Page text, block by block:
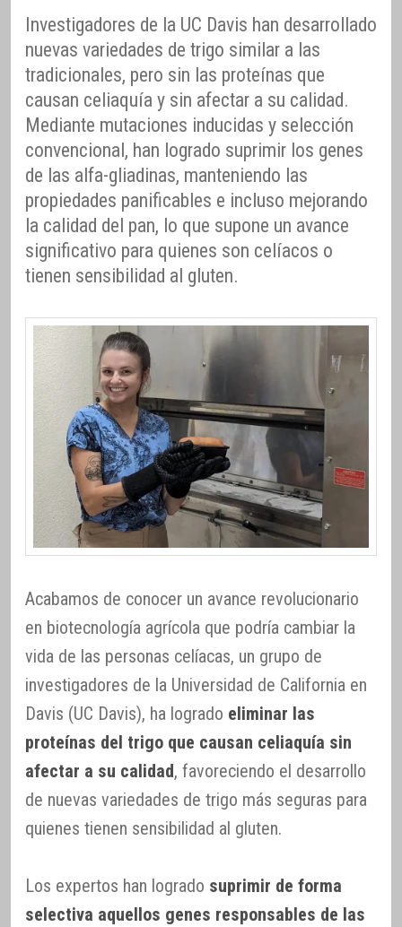
Investigadores de la UC Davis han desarrollado
nuevas variedades de trigo similar a las
tradicionales, pero sin las proteínas que
causan celiaquía y sin afectar a su calidad.
Mediante mutaciones inducidas y selección
convencional, han logrado suprimir los genes
de las alfa-gliadinas, manteniendo las
propiedades panificables e incluso mejorando
la calidad del pan, lo que supone un avance
significativo para quienes son celíacos o
tienen sensibilidad al gluten.
Acabamos de conocer un avance revolucionario
en biotecnología agrícola que podría cambiar la
vida de las personas celíacas, un grupo de
investigadores de la Universidad de California en
Davis (UC Davis), ha logrado eliminar las
proteínas del trigo que causan celiaquía sin
afectar a su calidad, favoreciendo el desarrollo
de nuevas variedades de trigo más seguras para
quienes tienen sensibilidad al gluten.
Los expertos han logrado suprimir de forma
selectiva aquellos genes responsables de las